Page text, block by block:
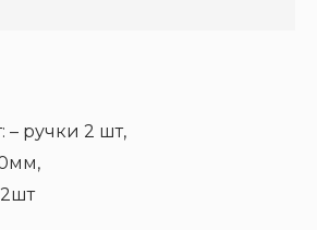
– ручки 2 шт,